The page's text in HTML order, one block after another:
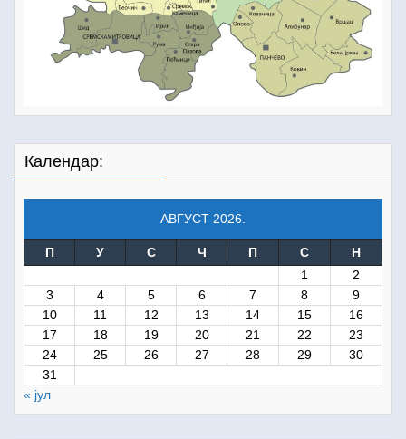
Календар:
АВГУСТ 2026.
П У С Ч П С
Н
1
2
3
4 5 6 7 8
9
10
11 12 13 14 15
16
17
18 19 20 21 22
23
24
25 26 27 28 29
30
31
« јул